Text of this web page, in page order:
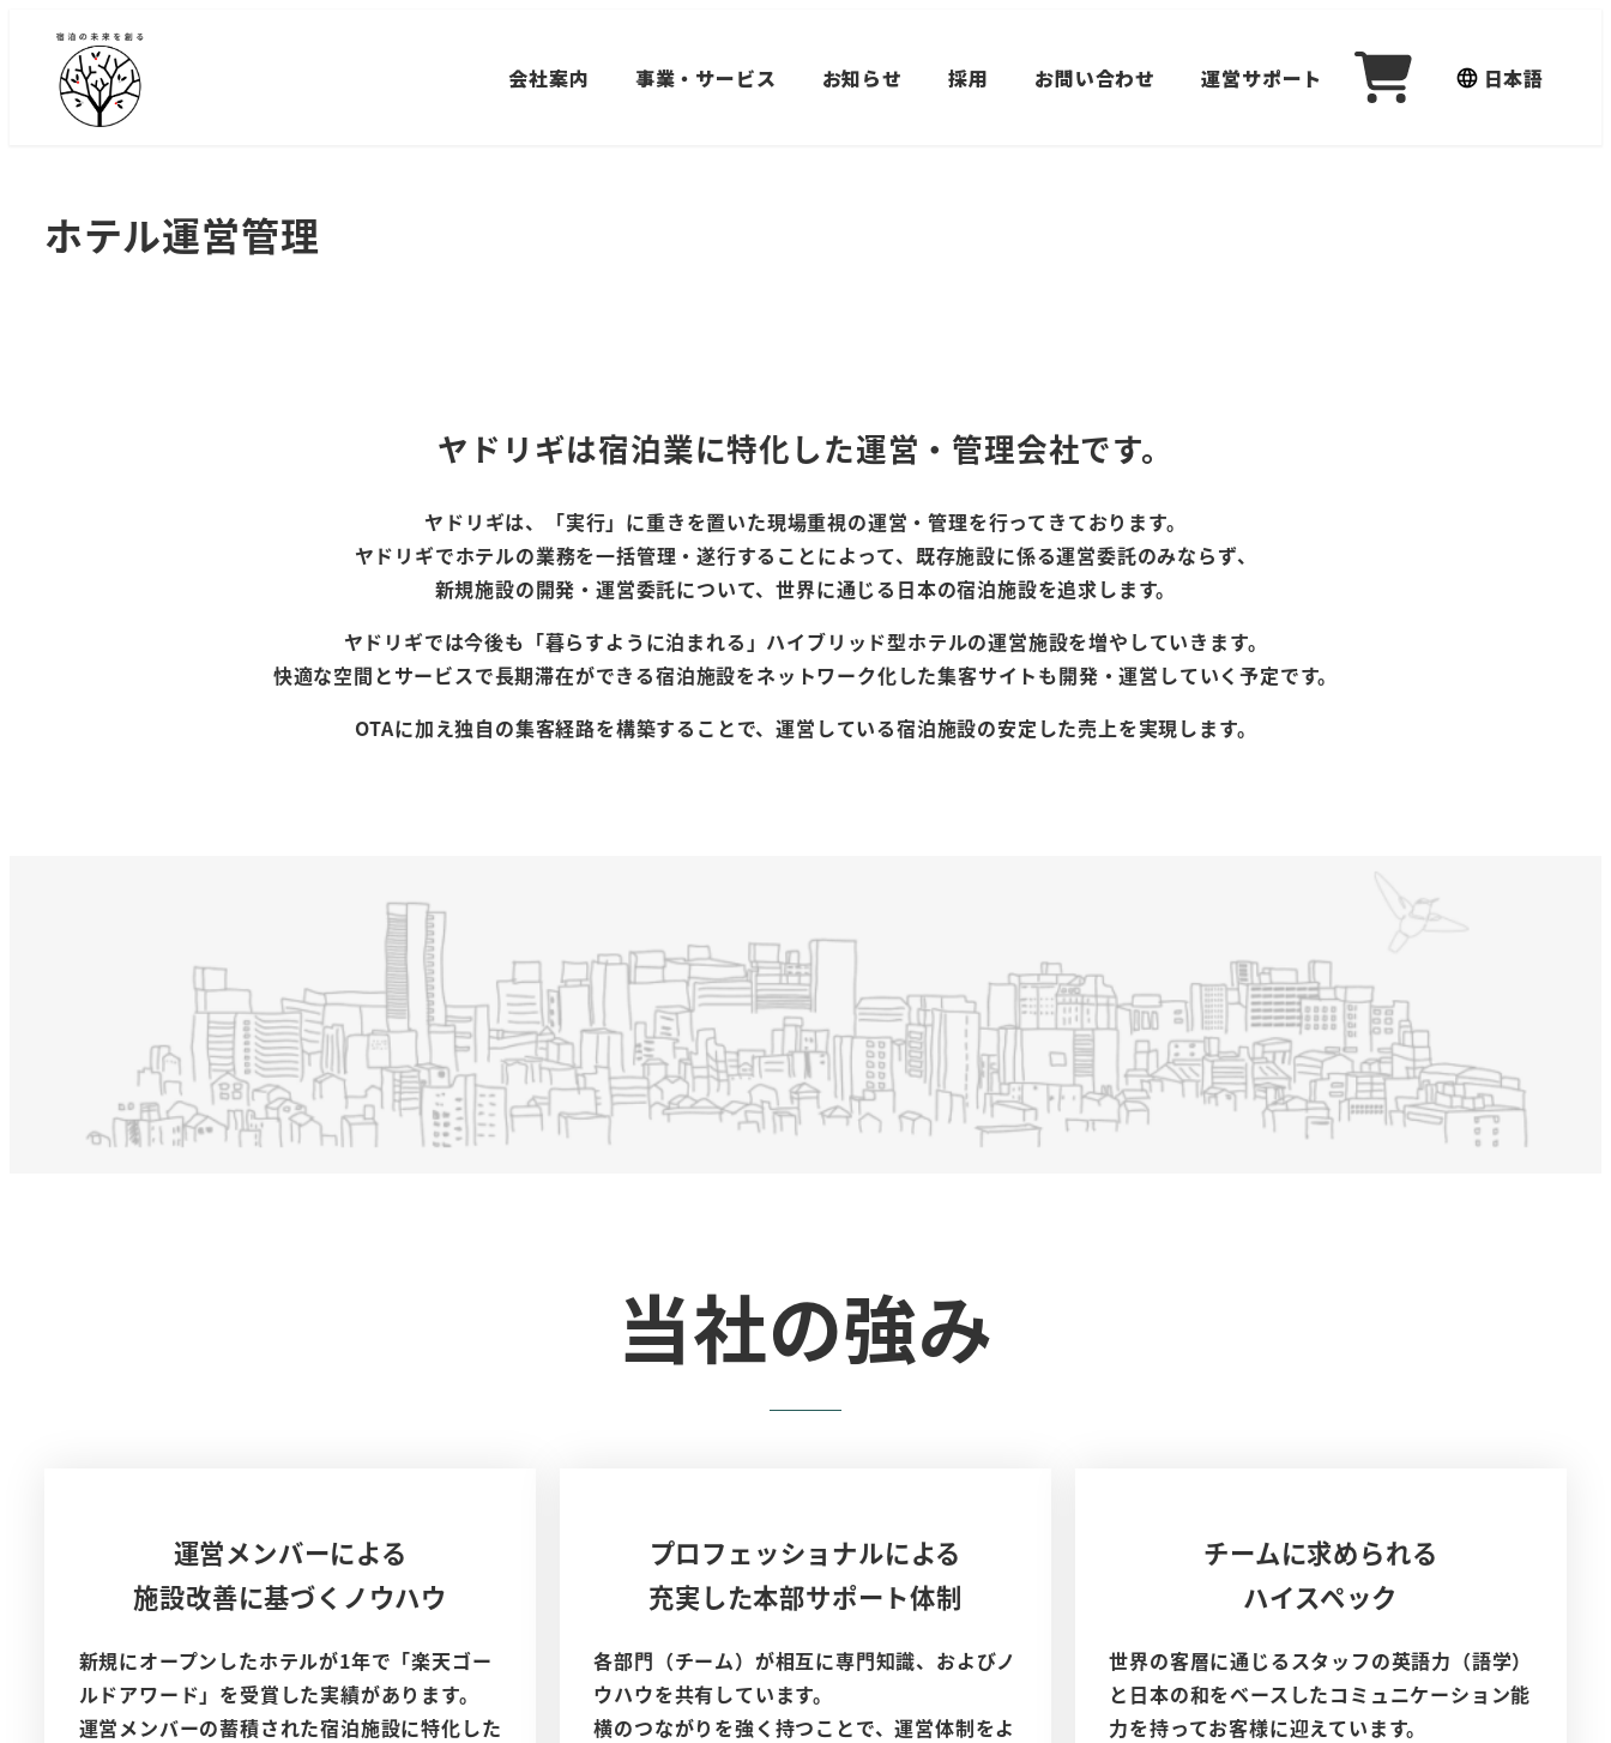
会社案内 事業・サービス お知らせ 採用 お問い合わせ 運営サポート 日本語
ホテル運営管理
ヤドリギは宿泊業に特化した運営・管理会社です。
ヤドリギは、「実行」に重きを置いた現場重視の運営・管理を行ってきております。
ヤドリギでホテルの業務を一括管理・遂行することによって、既存施設に係る運営委託のみならず、
新規施設の開発・運営委託について、世界に通じる日本の宿泊施設を追求します。
ヤドリギでは今後も「暮らすように泊まれる」ハイブリッド型ホテルの運営施設を増やしていきます。
快適な空間とサービスで長期滞在ができる宿泊施設をネットワーク化した集客サイトも開発・運営していく予定です。
OTAに加え独自の集客経路を構築することで、運営している宿泊施設の安定した売上を実現します。
当社の強み
運営メンバーによる
施設改善に基づくノウハウ
新規にオープンしたホテルが1年で「楽天ゴー
ルドアワード」を受賞した実績があります。
運営メンバーの蓄積された宿泊施設に特化した
プロフェッショナルによる
充実した本部サポート体制
各部門（チーム）が相互に専門知識、およびノ
ウハウを共有しています。
横のつながりを強く持つことで、運営体制をよ
チームに求められる
ハイスペック
世界の客層に通じるスタッフの英語力（語学）
と日本の和をベースしたコミュニケーション能
力を持ってお客様に迎えています。